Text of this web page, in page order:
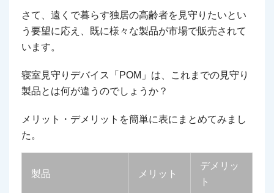
さて、遠くで暮らす独居の高齢者を見守りたいとい
う要望に応え、既に様々な製品が市場で販売されて
います。
寝室見守りデバイス「POM」は、これまでの見守り
製品とは何が違うのでしょうか？
メリット・デメリットを簡単に表にまとめてみまし
た。
製品 メリット
デメリッ
ト